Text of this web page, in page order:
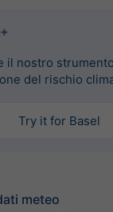
il nostro
del rischio
Try it for Basel
meteo